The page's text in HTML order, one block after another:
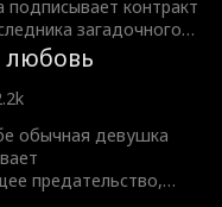
Све
львица
Esser
подписывает контракт
загадочного
когда доказать
генерального
сложнее, чем
несмотря на
контракта: не
любовь
обычная девушка
предательство,